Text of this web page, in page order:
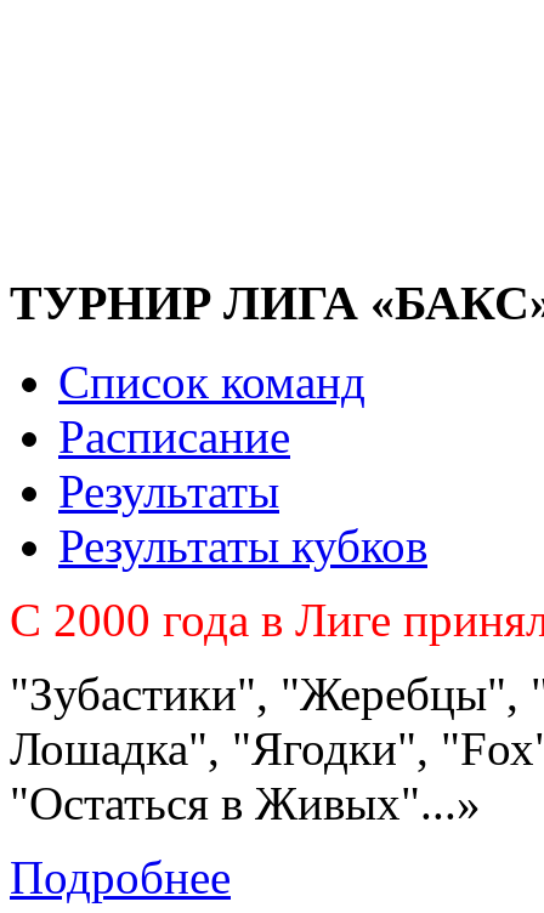
ТУРНИР ЛИГА
Список команд
Расписание
Результаты
Результаты кубков
C 2000 года в Лиге
"Зубастики", "Жеребцы",
Лошадка", "Ягодки",
"Остаться в Живых"...»
Подробнее